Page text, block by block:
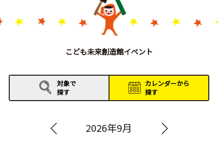
こども未来創造館イベント
対象で
探す
カレンダーから
探す
2026年9月